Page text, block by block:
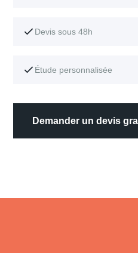
Devis sous 48h
Étude personnalisée
Demander un devis